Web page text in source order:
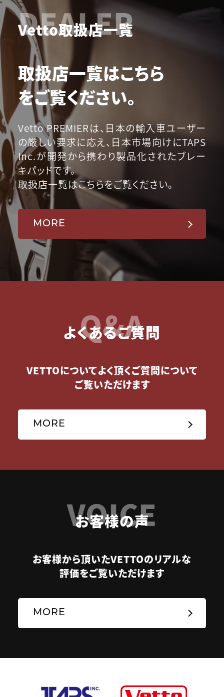
DEALER
Vetto取扱店一覧
取扱店一覧はこちら
をご覧ください。
Vetto PREMIERは、日本の輸入車ユーザー
の厳しい要求に応え、日本市場向けにTAPS
Inc.が開発から携わり製品化されたブレー
キパッドです。
取扱店一覧はこちらをご覧ください。
MORE
Q&A
よくあるご質問
VETTOについてよく頂くご質問について
ご覧いただけます
MORE
VOICE
お客様の声
お客様から頂いたVETTOのリアルな
評価をご覧いただけます
MORE